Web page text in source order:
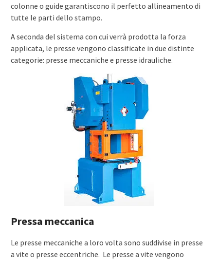
colonne o guide garantiscono il perfetto allineamento di
tutte le parti dello stampo.
A seconda del sistema con cui verrà prodotta la forza
applicata, le presse vengono classificate in due distinte
categorie: presse meccaniche e presse idrauliche.
Pressa meccanica
Le presse meccaniche a loro volta sono suddivise in presse
a vite o presse eccentriche. Le presse a vite vengono